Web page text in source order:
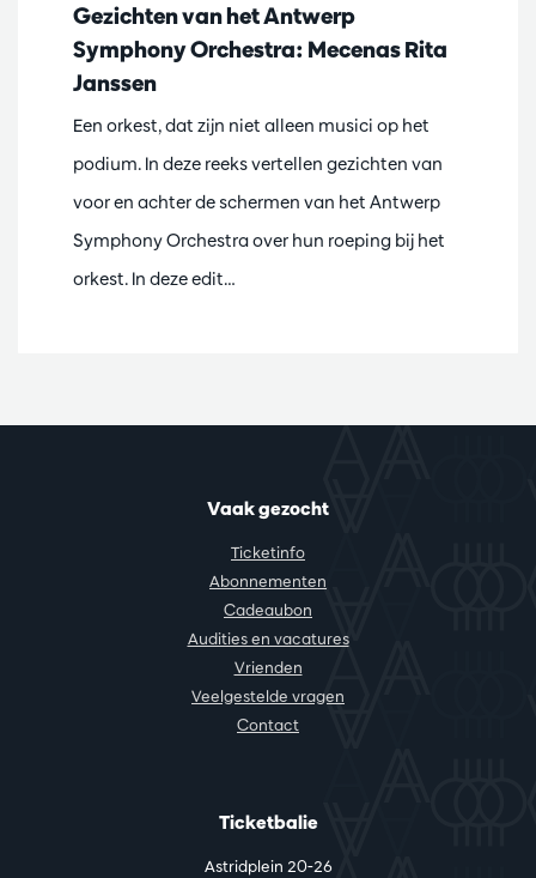
Gezichten van het Antwerp
Symphony Orchestra: Mecenas Rita
Janssen
Een orkest, dat zijn niet alleen musici op het
podium. In deze reeks vertellen gezichten van
voor en achter de schermen van het Antwerp
Symphony Orchestra over hun roeping bij het
orkest. In deze edit…
Vaak gezocht
Ticketinfo
Abonnementen
Cadeaubon
Audities en vacatures
Vrienden
Veelgestelde vragen
Contact
Ticketbalie
Astridplein 20-26